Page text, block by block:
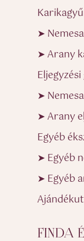
➤
➤ Arany
➤
➤ Arany
Egyéb
➤ Egyéb
➤ Egyéb
FINDA